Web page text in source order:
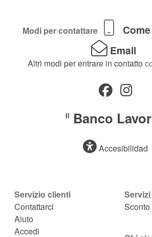
Modi per contattare
Email
Altri modi per entrare in contatto
Il Banco
Accesibilidad
Servizio clienti
Contattarci
Aiuto
Accedi
Servizi